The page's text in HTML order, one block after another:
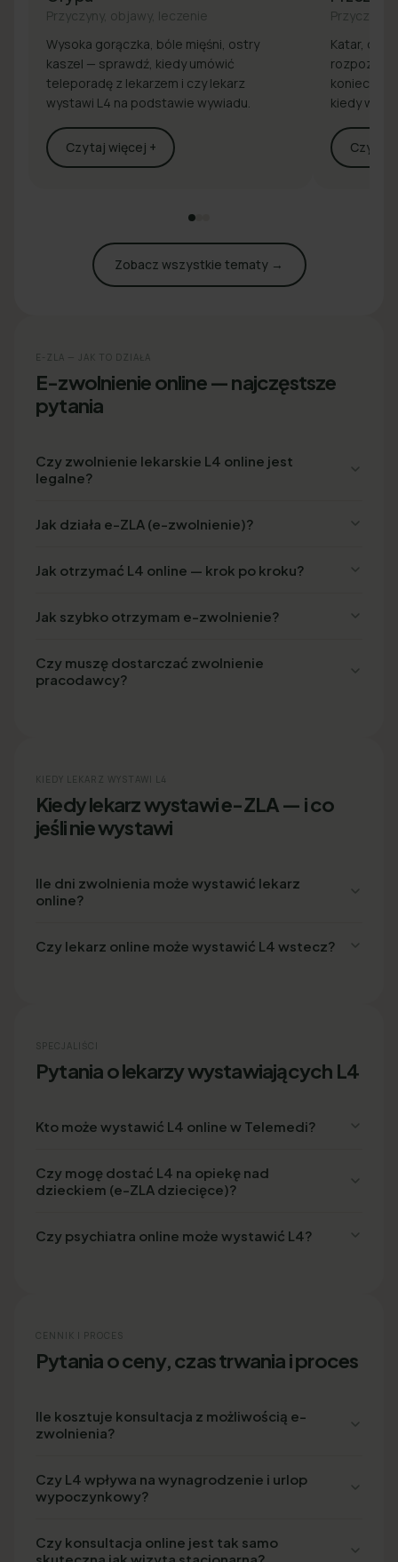
Przyczyny, objawy, leczenie
Wysoka gorączka, bóle mięśni, ostry
kaszel — sprawdź, kiedy umówić
teleporadę z lekarzem i czy lekarz
wystawi L4 na podstawie wywiadu.
Czytaj więcej +
Przyczyny,
Katar,
rozpoznaj
konieczna
kiedy
Czytaj
Zobacz wszystkie tematy →
E-ZLA — JAK TO DZIAŁA
E-zwolnienie online — najczęstsze
pytania
Czy zwolnienie lekarskie L4 online jest
legalne?
Jak działa e-ZLA (e-zwolnienie)?
Jak otrzymać L4 online — krok po kroku?
Jak szybko otrzymam e-zwolnienie?
Czy muszę dostarczać zwolnienie
pracodawcy?
KIEDY LEKARZ WYSTAWI L4
Kiedy lekarz wystawi e-ZLA — i co
jeśli nie wystawi
Ile dni zwolnienia może wystawić lekarz
online?
Czy lekarz online może wystawić L4 wstecz?
SPECJALIŚCI
Pytania o lekarzy wystawiających L4
Kto może wystawić L4 online w Telemedi?
Czy mogę dostać L4 na opiekę nad
dzieckiem (e-ZLA dziecięce)?
Czy psychiatra online może wystawić L4?
CENNIK I PROCES
Pytania o ceny, czas trwania i proces
Ile kosztuje konsultacja z możliwością e-
zwolnienia?
Czy L4 wpływa na wynagrodzenie i urlop
wypoczynkowy?
Czy konsultacja online jest tak samo